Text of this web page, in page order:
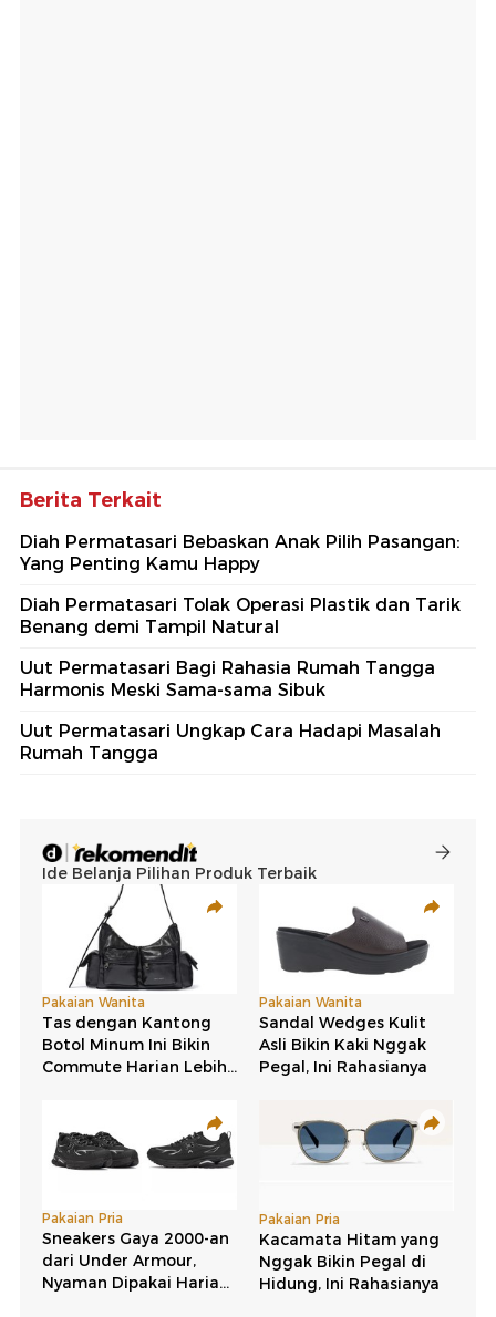
Berita Terkait
Diah Permatasari Bebaskan Anak Pilih Pasangan:
Yang Penting Kamu Happy
Diah Permatasari Tolak Operasi Plastik dan Tarik
Benang demi Tampil Natural
Uut Permatasari Bagi Rahasia Rumah Tangga
Harmonis Meski Sama-sama Sibuk
Uut Permatasari Ungkap Cara Hadapi Masalah
Rumah Tangga